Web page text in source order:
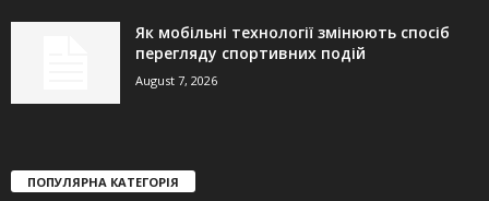
Як мобільні технології змінюють спосіб
перегляду спортивних подій
August 7, 2026
ПОПУЛЯРНА КАТЕГОРІЯ